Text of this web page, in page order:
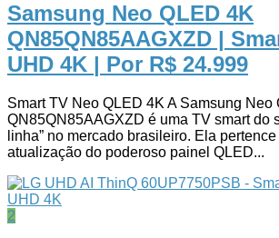
Samsung Neo QLED 4K
QN85QN85AAGXZD |
UHD 4K | Por R$ 24.999
Smart TV Neo QLED 4K A Samsung Neo
QN85QN85AAGXZD é uma TV smart do
linha” no mercado brasileiro. Ela
atualização do poderoso painel QLED...
2